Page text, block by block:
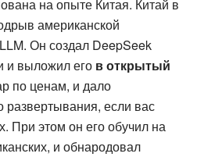
на опыте Китая. Китай в
американской
Он создал DeepSeek
и выложил его в открытый
по ценам, и дало
развертывания, если вас
При этом он его обучил на
и обнародовал